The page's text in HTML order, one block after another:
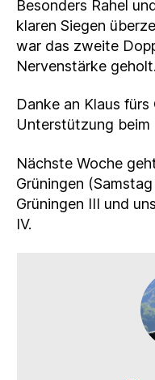
Besonders Rahel
klaren Siegen
war das zweite
Nervenstärke geholt.
Danke an Klaus
Unterstützung beim
Nächste Woche
Grüningen
Grüningen III und
IV.